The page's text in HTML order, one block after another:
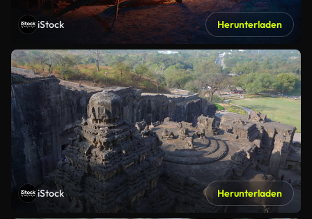
iStock Herunterladen
iStock Herunterladen